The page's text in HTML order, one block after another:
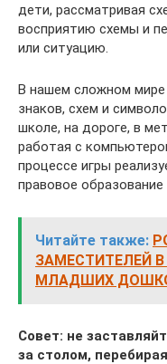
дети, рассматривая
восприятию схемы и
или ситуацию.
В нашем сложном
знаков, схем и
школе, на дороге, в
работая с
процессе игры
правовое образование
Читайте также:
ЗАМЕСТИТЕЛЕЙ
МЛАДШИХ
Совет: не
за столом,